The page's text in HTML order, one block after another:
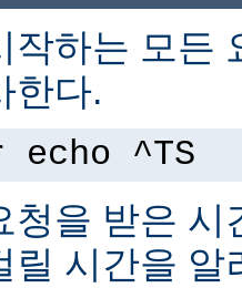
작하는 모든
한다.
echo ^TS
청을 받은 시
릴 시간을